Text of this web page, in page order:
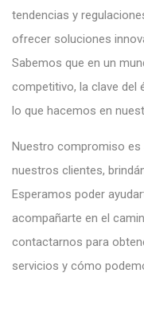
tendencias y
ofrecer soluciones
Sabemos que en un
competitivo, la clave del
lo que hacemos en
Nuestro compromiso
nuestros clientes,
Esperamos poder
acompañarte en el
contactarnos para
servicios y cómo